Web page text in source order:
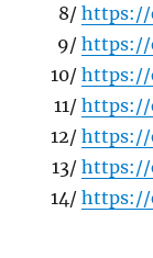
8/ https://
9/ https://
10/ https://
11/ https://
12/ https://
13/ https://
14/ https://